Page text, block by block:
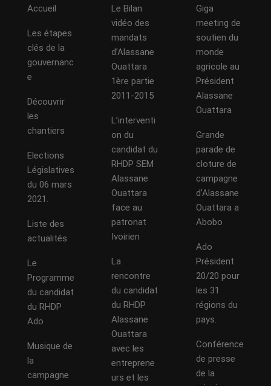
Accueil
Les étapes
clés de la
gouvernanc
e
Découvrir
les
chantiers
Elections
Législatives
du 06 mars
2021.
Liste des
actualités
Le
Programme
du candidat
du RHDP
Ado
Musique de
la
campagne
Le Bilan
vidéo des
mandats
d’Alassane
Ouattara
1ère partie
2011-2015
L’interventi
on du
candidat du
RHDP SEM
Alassane
Ouattara
face au
patronat
Ivoirien
La
rencontre
du candidat
du RHDP
Alassane
Ouattara
avec les
entreprene
urs et les
Giga
meeting de
soutien du
monde
agricole au
Président
Alassane
Ouattara
Grande
parade de
cloture de
campagne
d’Alassane
Ouattara a
Abobo
Ado
Président
20/20 pour
les 31
régions du
pays.
Conférence
de presse
de la